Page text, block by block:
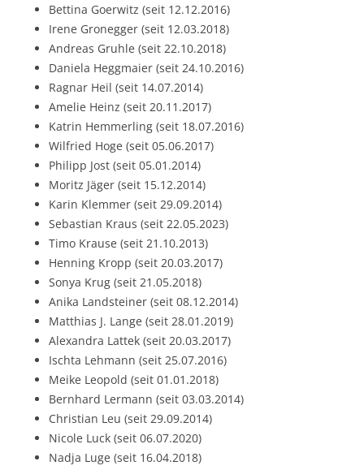
Bettina Goerwitz (seit 12.12.2016)
Irene Gronegger (seit 12.03.2018)
Andreas Gruhle (seit 22.10.2018)
Daniela Heggmaier (seit 24.10.2016)
Ragnar Heil (seit 14.07.2014)
Amelie Heinz (seit 20.11.2017)
Katrin Hemmerling (seit 18.07.2016)
Wilfried Hoge (seit 05.06.2017)
Philipp Jost (seit 05.01.2014)
Moritz Jäger (seit 15.12.2014)
Karin Klemmer (seit 29.09.2014)
Sebastian Kraus (seit 22.05.2023)
Timo Krause (seit 21.10.2013)
Henning Kropp (seit 20.03.2017)
Sonya Krug (seit 21.05.2018)
Anika Landsteiner (seit 08.12.2014)
Matthias J. Lange (seit 28.01.2019)
Alexandra Lattek (seit 20.03.2017)
Ischta Lehmann (seit 25.07.2016)
Meike Leopold (seit 01.01.2018)
Bernhard Lermann (seit 03.03.2014)
Christian Leu (seit 29.09.2014)
Nicole Luck (seit 06.07.2020)
Nadja Luge (seit 16.04.2018)